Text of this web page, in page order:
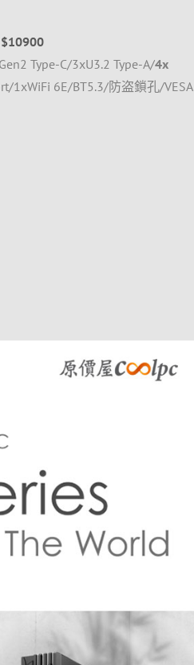
Type-C/3xU3.2 Type-A/4x
1xWiFi 6E/BT5.3/防盗鎖孔/VESA